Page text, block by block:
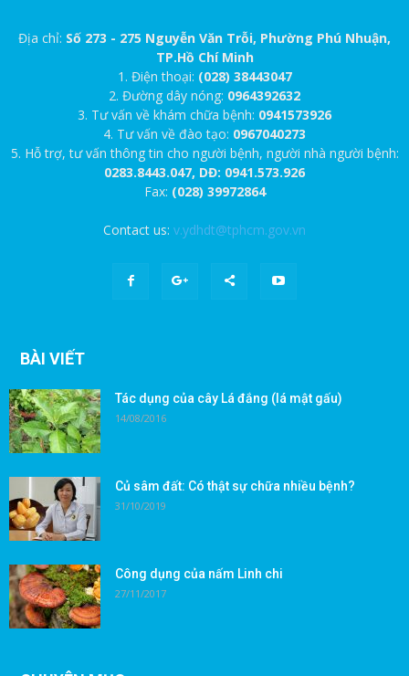
Địa chỉ: Số 273 - 275 Nguyễn Văn Trỗi, Phường Phú Nhuận,
TP.Hồ Chí Minh
1. Điện thoại: (028) 38443047
2. Đường dây nóng: 0964392632
3. Tư vấn về khám chữa bệnh: 0941573926
4. Tư vấn về đào tạo: 0967040273
5. Hỗ trợ, tư vấn thông tin cho người bệnh, người nhà người bệnh:
0283.8443.047, DĐ: 0941.573.926
Fax: (028) 39972864
Contact us: v.ydhdt@tphcm.gov.vn
BÀI VIẾT
Tác dụng của cây Lá đắng (lá mật gấu)
14/08/2016
Củ sâm đất: Có thật sự chữa nhiều bệnh?
31/10/2019
Công dụng của nấm Linh chi
27/11/2017